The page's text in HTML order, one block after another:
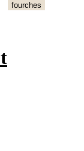
fourches